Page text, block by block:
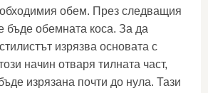
обем. През следващия
бъде обемната коса. За да
изрязва основата с
начин отваря тилната част,
изрязана почти до нула. Тази